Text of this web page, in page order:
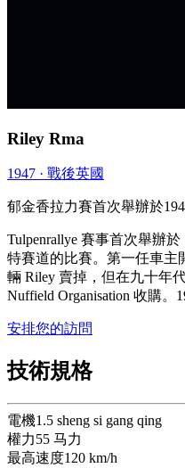
Riley Rma
1947 · 戰後英國
郁金香拉力賽首次舉辦於
Tulpenrallye 賽事首次舉辦
特賽道的比賽。第一任車主
輛 Riley 賣掉，但在九十年
Nuffield Organisation 收購。
安排您的訪問
技術規格
電機1.5 sheng si gang qing
權力55 马力
最高速度120 km/h